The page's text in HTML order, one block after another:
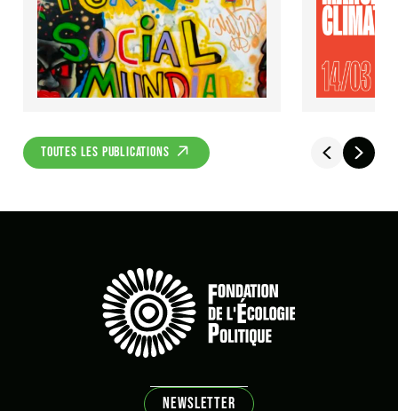
TOUTES LES PUBLICATIONS
NEWSLETTER